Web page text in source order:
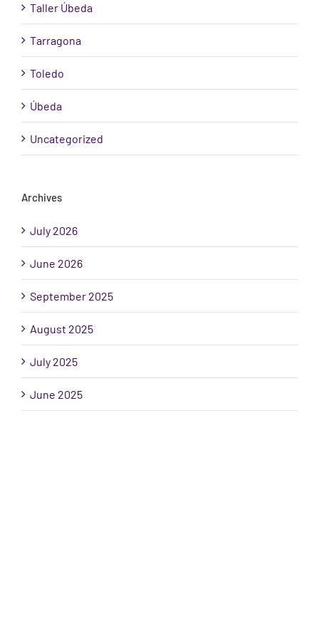
Taller Úbeda
Tarragona
Toledo
Úbeda
Uncategorized
Archives
July 2026
June 2026
September 2025
August 2025
July 2025
June 2025